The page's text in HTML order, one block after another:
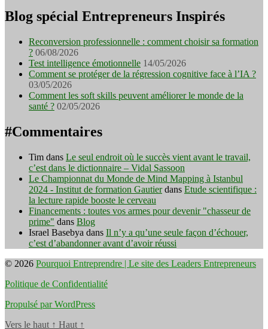
Blog spécial Entrepreneurs Inspirés
Reconversion professionnelle : comment choisir sa formation
? 06/08/2026
Test intelligence émotionnelle 14/05/2026
Comment se protéger de la régression cognitive face à l’IA ?
03/05/2026
Comment les soft skills peuvent améliorer le monde de la
santé ? 02/05/2026
#Commentaires
Tim dans Le seul endroit où le succès vient avant le travail,
c’est dans le dictionnaire – Vidal Sassoon
Le Championnat du Monde de Mind Mapping à Istanbul
2024 - Institut de formation Gautierdans Etude scientifique :
la lecture rapide booste le cerveau
Financements : toutes vos armes pour devenir "chasseur de
prime" dans Blog
Israel Basebya dans Il n’y a qu’une seule façon d’échouer,
c’est d’abandonner avant d’avoir réussi
© 2026 Pourquoi Entreprendre | Le site des Leaders Entrepreneurs
Politique de Confidentialité
Propulsé par WordPress
Vers le haut ↑ Haut ↑